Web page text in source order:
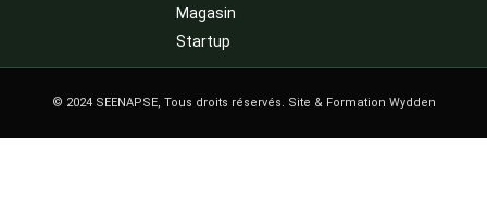
Magasin
Startup
© 2024 SEENAPSE, Tous droits réservés. Site & Formation Wydden